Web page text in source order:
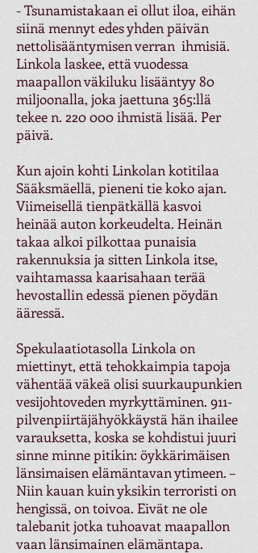
- Tsunamistakaan ei ollut iloa, eihän
siinä mennyt edes yhden päivän
nettolisääntymisen verran ihmisiä.
Linkola laskee, että vuodessa
maapallon väkiluku lisääntyy 80
miljoonalla, joka jaettuna 365:llä
tekee n. 220 000 ihmistä lisää. Per
päivä.
Kun ajoin kohti Linkolan kotitilaa
Sääksmäellä, pieneni tie koko ajan.
Viimeisellä tienpätkällä kasvoi
heinää auton korkeudelta. Heinän
takaa alkoi pilkottaa punaisia
rakennuksia ja sitten Linkola itse,
vaihtamassa kaarisahaan terää
hevostallin edessä pienen pöydän
ääressä.
Spekulaatiotasolla Linkola on
miettinyt, että tehokkaimpia tapoja
vähentää väkeä olisi suurkaupunkien
vesijohtoveden myrkyttäminen. 911-
pilvenpiirtäjähyökkäystä hän ihailee
varauksetta, koska se kohdistui juuri
sinne minne pitikin: öykkärimäisen
länsimaisen elämäntavan ytimeen. –
Niin kauan kuin yksikin terroristi on
hengissä, on toivoa. Eivät ne ole
talebanit jotka tuhoavat maapallon
vaan länsimainen elämäntapa.